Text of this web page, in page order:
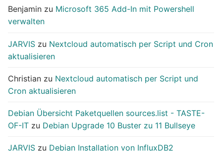
Benjamin zu Microsoft 365 Add-In mit Powershell
verwalten
JARVIS zu Nextcloud automatisch per Script und Cron
aktualisieren
Christian zu Nextcloud automatisch per Script und
Cron aktualisieren
Debian Übersicht Paketquellen sources.list - TASTE-
OF-IT zu Debian Upgrade 10 Buster zu 11 Bullseye
JARVIS zu Debian Installation von InfluxDB2